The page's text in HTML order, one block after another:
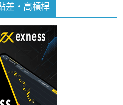
差・高槓桿